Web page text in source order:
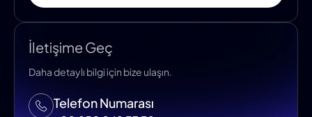
İletişime Geç
Daha detaylı bilgi için bize ulaşın.
Telefon Numarası